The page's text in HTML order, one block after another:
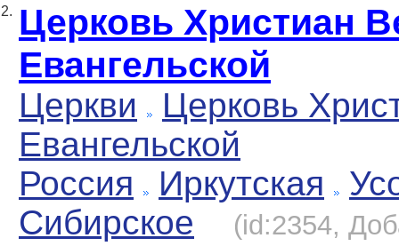
2. Церковь Христиан
Евангельской
Церкви
Церковь
Евангельской
Россия
Иркутская
Сибирское
(id:2354,